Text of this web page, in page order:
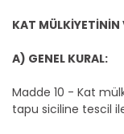
KAT MÜLKİYETİNİN
A) GENEL KURAL:
Madde 10 - Kat
tapu siciline tescil